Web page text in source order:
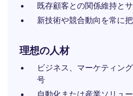
既存顧客との関係維持と
新技術や競合動向を常に
理想の人材
ビジネス、マーケティン
号
自動化または産業ソリュ